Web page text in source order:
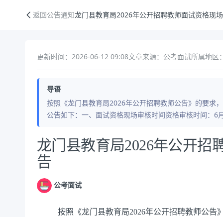
返回公告通知龙门县教育局2026年公开招聘教师面试资格现
更新时间：2026-06-12 09:08文章来源：公考面试所属地区
导语
按照《龙门县教育局2026年公开招聘教师公告》的要求
公告如下：一、面试资格现场审核时间资格审核时间
公告正文
龙门县教育局2026年公开招
告
公考面试
按照《龙门县教育局2026年公开招聘教师公告